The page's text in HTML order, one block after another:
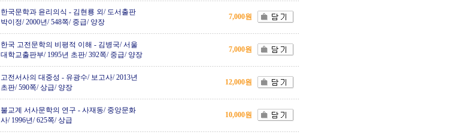
한국문학과 윤리의식 - 김현룡 외/ 도서출판
박이정/ 2000년/ 548쪽/ 중급/ 양장
7,000원
한국 고전문학의 비평적 이해 - 김병국/ 서울
대학교출판부/ 1995년 초판/ 392쪽/ 중급/ 양장
7,000원
고전서사의 대중성 - 유광수/ 보고사/ 2013년
초판/ 590쪽/ 상급/ 양장
12,000원
불교계 서사문학의 연구 - 사재동/ 중앙문화
사/ 1996년/ 625쪽/ 상급
10,000원